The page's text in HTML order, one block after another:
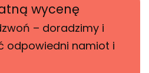
wycenę
– doradzimy i
odpowiedni namiot i